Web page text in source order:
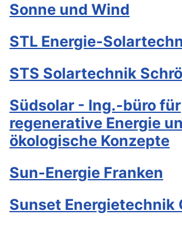
Sonne und Wind
STL Energie-
STS Solartechnik
Südsolar - Ing.-büro für
regenerative Energie
ökologische Konzepte
Sun-Energie Franken
Sunset Energietechnik